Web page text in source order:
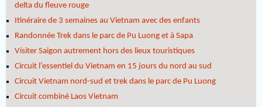
delta du fleuve rouge
Itinéraire de 3 semaines au Vietnam avec des enfants
Randonnée Trek dans le parc de Pu Luong et à Sapa
Visiter Saigon autrement hors des lieux touristiques
Circuit l’essentiel du Vietnam en 15 jours du nord au sud
Circuit Vietnam nord-sud et trek dans le parc de Pu Luong
Circuit combiné Laos Vietnam